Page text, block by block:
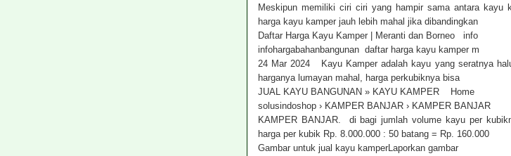
Meskipun memiliki ciri ciri yang hampir sama antara kayu
harga kayu kamper jauh lebih mahal jika dibandingkan
Daftar Harga Kayu Kamper | Meranti dan Borneo info
infohargabahanbangunan daftar harga kayu kamper m
24 Mar 2024 Kayu Kamper adalah kayu yang seratnya
harganya lumayan mahal, harga perkubiknya bisa
JUAL KAYU BANGUNAN » KAYU KAMPER Home
solusindoshop › KAMPER BANJAR › KAMPER BANJAR
KAMPER BANJAR. di bagi jumlah volume kayu per
harga per kubik Rp. 8.000.000 : 50 batang = Rp. 160.000
Gambar untuk jual kayu kamperLaporkan gambar